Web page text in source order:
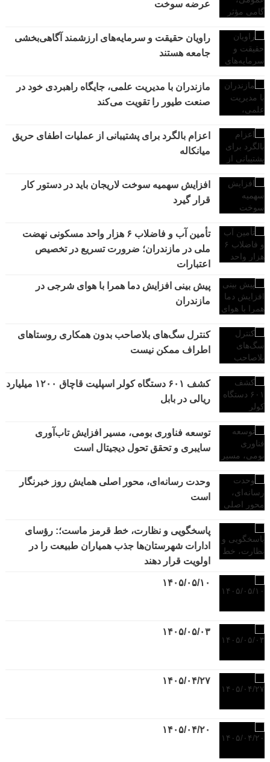
عرضه سوخت
راویان حقیقت و سرمایه‌های ارزشمند آگاهی‌بخشی
جامعه هستند
مازندران با مدیریت علمی، جایگاه راهبردی خود در
صنعت طیور را تقویت می‌کند
اعزام بالگرد برای پشتیبانی از عملیات اطفای حریق
میانکاله
افزایش سهمیه سوخت لاریجان باید در دستور کار
قرار گیرد
تأمین آب و فاضلاب ۶ هزار واحد مسکونی نهضت
ملی در مازندران؛ ضرورت تسریع در تخصیص
اعتبارات
پیش بینی افزایش دما همرا با هوای شرجی در
مازندران
کنترل سگ‌های بلاصاحب بدون همکاری روستاهای
اطراف ممکن نیست
کشف ۶۰۱ دستگاه کولر اسپلیت قاچاق ۱۲۰۰ میلیارد
ریالی در بابل
توسعه فناوری بومی، مسیر افزایش تاب‌آوری
سایبری و تحقق تحول دیجیتال است
وحدت رسانه‌ای، محور اصلی همایش روز خبرنگار
است
پاسخگویی و نظارت، خط قرمز ماست؛: رؤسای
ادارات شهرستان‌ها جذب همیاران طبیعت را در
اولویت قرار دهند
۱۴۰۵/۰۵/۱۰
۱۴۰۵/۰۵/۰۳
۱۴۰۵/۰۴/۲۷
۱۴۰۵/۰۴/۲۰